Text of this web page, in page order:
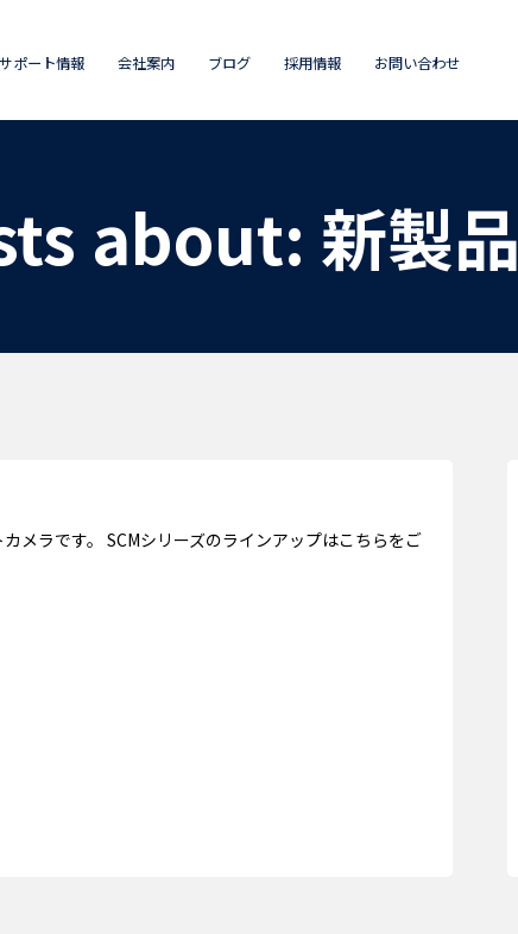
サポート情報 会社案内 ブログ 採用情報 お問い合わせ
about: 新製品
メラです。 SCMシリーズのラインアップはこちらをご